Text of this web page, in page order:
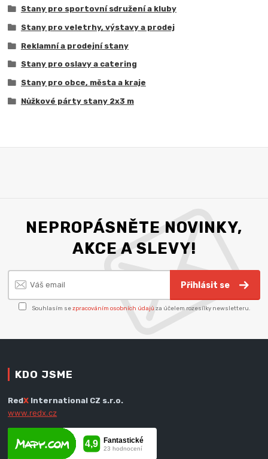
Stany pro sportovní sdružení a kluby
Stany pro veletrhy, výstavy a prodej
Reklamní a prodejní stany
Stany pro oslavy a catering
Stany pro obce, města a kraje
Nůžkové párty stany 2x3 m
NEPROPÁSNĚTE NOVINKY,
AKCE A SLEVY!
Přihlásit se
Souhlasím sezpracováním osobních údajů za účelem rozesílky newsletteru.
KDO JSME
RedX International CZ s.r.o.
www.redx.cz